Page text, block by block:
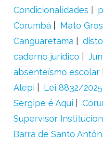
Condicionalidades
Corumbá
Mato
Canguaretama
caderno jurídico
absenteísmo escolar
Alepi
Lei 8832/2025
Sergipe é Aqui
Supervisor
Barra de Santo